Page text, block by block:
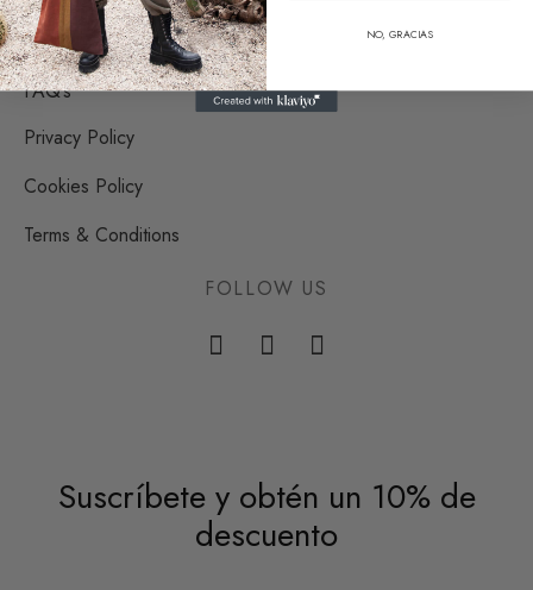
HELP
FAQ’s
Privacy Policy
Cookies Policy
Terms & Conditions
FOLLOW US
Suscríbete y obtén un 10% de
descuento
NO, GRACIAS